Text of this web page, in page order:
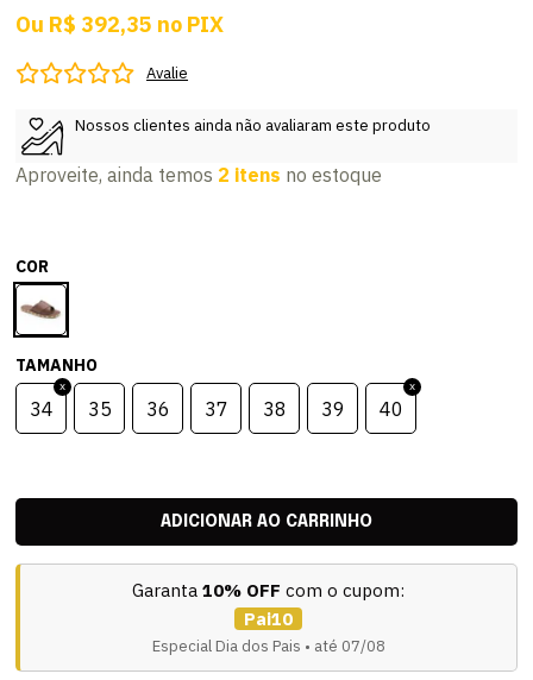
Ou R$ 392,35 no PIX
Avalie
Nossos clientes ainda não avaliaram este produto
Aproveite, ainda temos 2 itens no estoque
COR
TAMANHO
34 35 36 37 38 39 40
Garanta 10% OFF com o cupom:
Pai10
Especial Dia dos Pais • até 07/08